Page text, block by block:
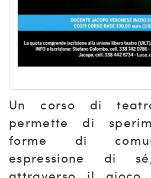
Un corso di
permette di
forme di
espressione di